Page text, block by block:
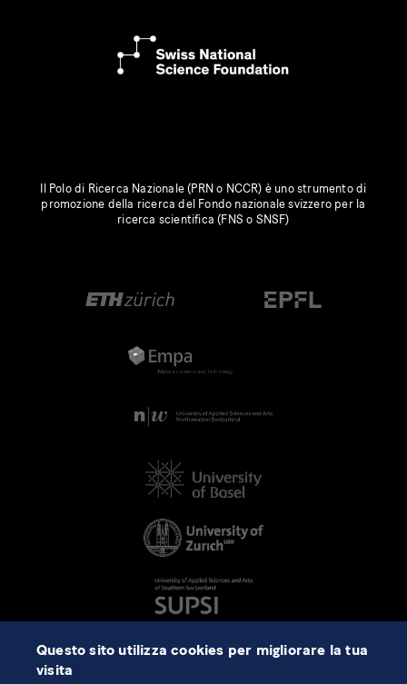
Il Polo di Ricerca Nazionale (PRN o NCCR) è uno strumento di
promozione della ricerca del Fondo nazionale svizzero per la
ricerca scientifica (FNS o SNSF)
Questo sito utilizza cookies per migliorare la tua
visita